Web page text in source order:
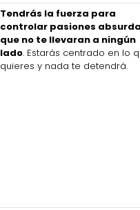
Tendrás la fuerza para
controlar pasiones
que no te llevaran a ningún
lado. Estarás centrado en lo
quieres y nada te detendrá.